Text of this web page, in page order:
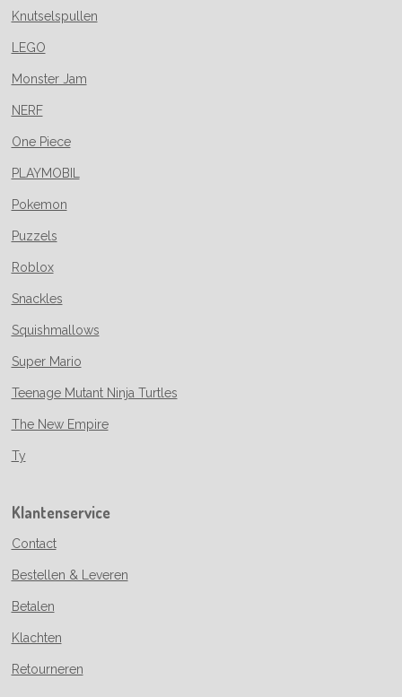
Knutselspullen
LEGO
Monster Jam
NERF
One Piece
PLAYMOBIL
Pokemon
Puzzels
Roblox
Snackles
Squishmallows
Super Mario
Teenage Mutant Ninja Turtles
The New Empire
Ty
Klantenservice
Contact
Bestellen & Leveren
Betalen
Klachten
Retourneren